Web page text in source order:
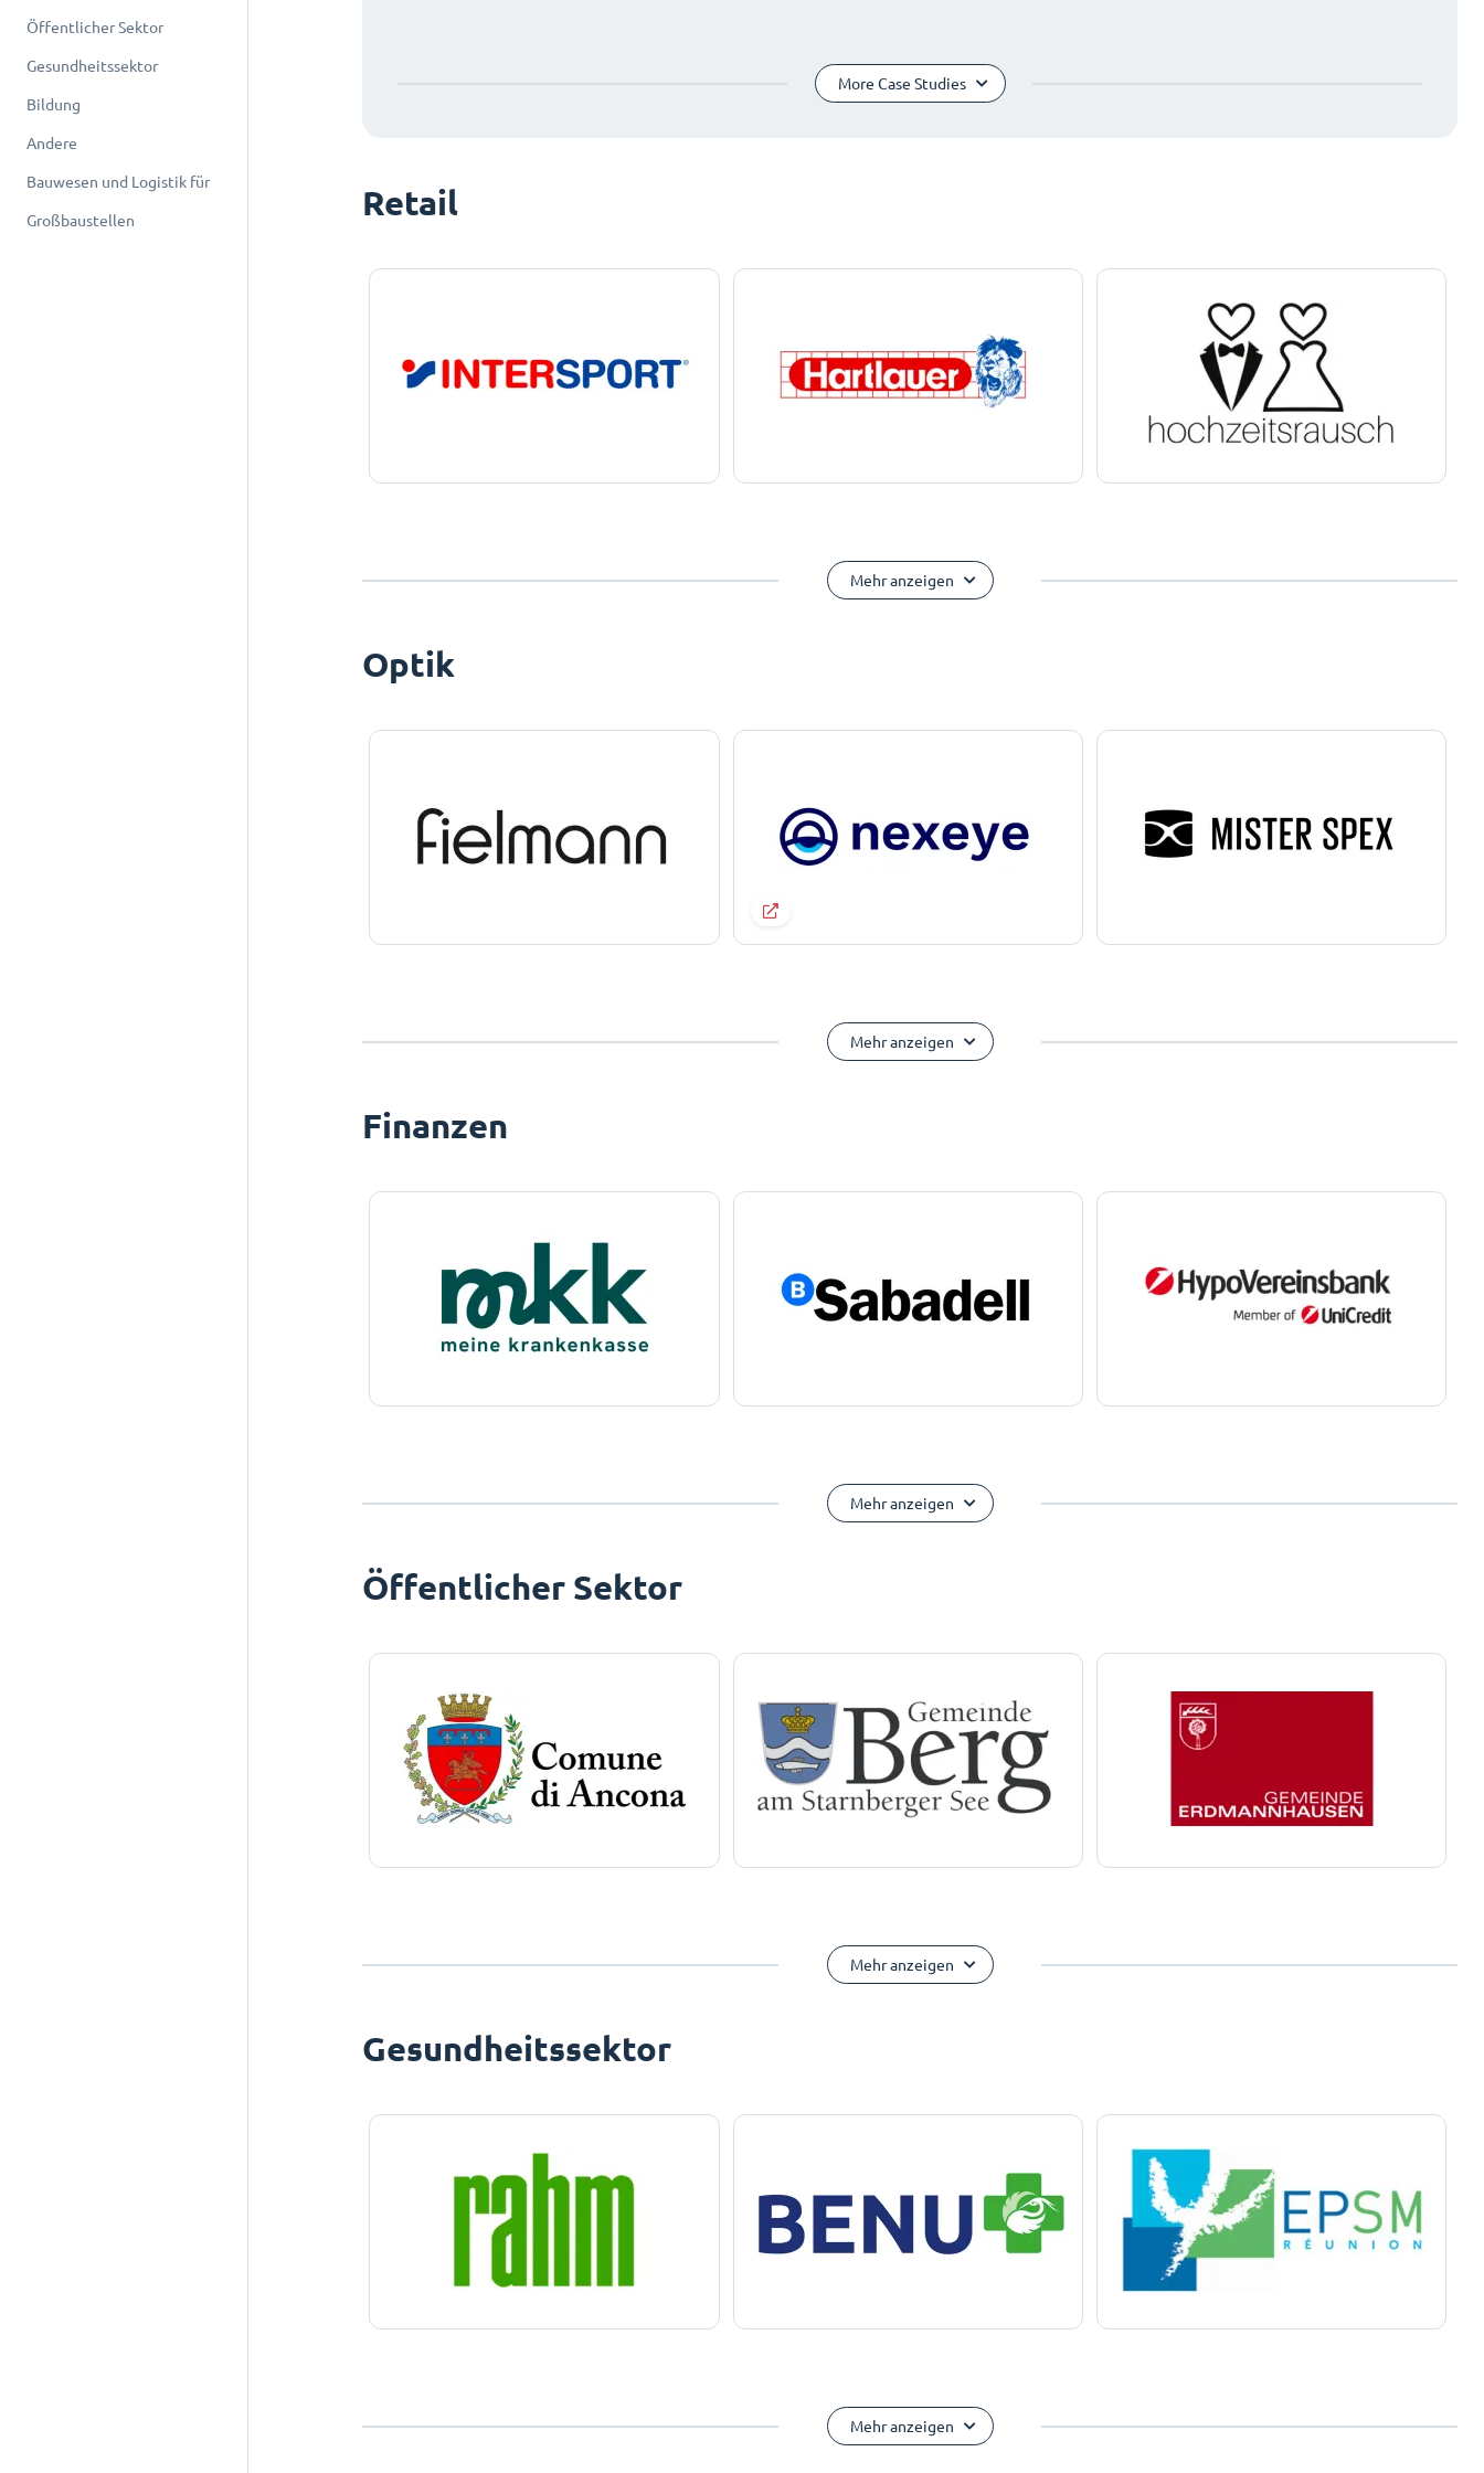
Öffentlicher Sektor
Gesundheitssektor
Bildung
Andere
Bauwesen und Logistik für
Großbaustellen
More Case Studies
Retail
Mehr anzeigen
Optik
Mehr anzeigen
Finanzen
Mehr anzeigen
Öffentlicher Sektor
Mehr anzeigen
Gesundheitssektor
Mehr anzeigen